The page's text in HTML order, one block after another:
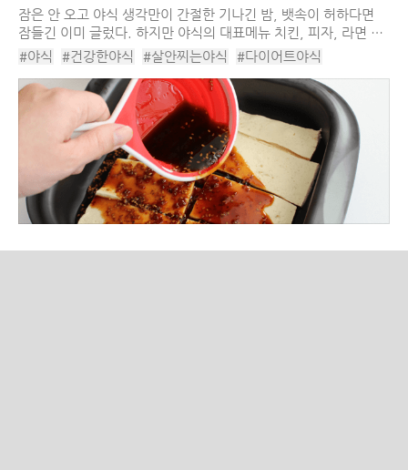
잠은 안 오고 야식 생각만이 간절한 기나긴 밤, 뱃속이 허하다면
잠들긴 이미 글렀다. 하지만 야식의 대표메뉴 치킨, 피자, 라면 등
은 자극적인 양념을 넣은 음식으로 살이 찌는 것은 물론, 소화도
#야식 #건강한야식 #살안찌는야식
#다이어트야식
#야식종류 #건강한야식종류 #다이어트야식종류
#살안찌는야식추천